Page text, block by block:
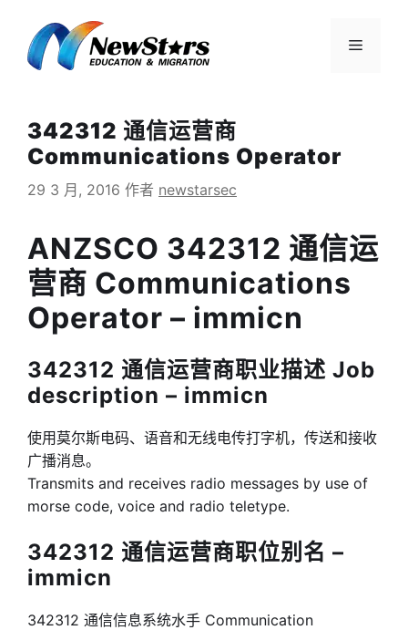
菜
342312 通信运营商
Communications Operator
29 3 月, 2016 作者 newstarsec
ANZSCO 342312 通信运
营商 Communications
Operator – immicn
342312 通信运营商职业描述 Job
description – immicn
使用莫尔斯电码、语音和无线电传打字机，传送和接收
广播消息。
Transmits and receives radio messages by use of
morse code, voice and radio teletype.
342312 通信运营商职位别名 –
immicn
342312 通信信息系统水手 Communication